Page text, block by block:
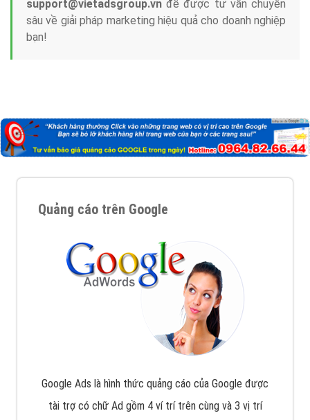
support@vietadsgroup.vn để được tư vấn chuyên
sâu về giải pháp marketing hiệu quả cho doanh nghiệp
bạn!
Quảng cáo trên Google
Google Ads là hình thức quảng cáo của Google được
tài trợ có chữ Ad gồm 4 ví trí trên cùng và 3 vị trí